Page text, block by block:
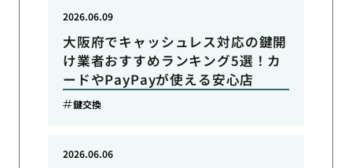
大阪府でキャッシュレス対応の鍵開
け業者おすすめランキング5選！カ
ードやPayPayが使える安心店
2026.06.09
鍵交換
2026.06.06